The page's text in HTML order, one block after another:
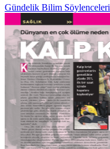
Gündelik Bilim Söylenceleri